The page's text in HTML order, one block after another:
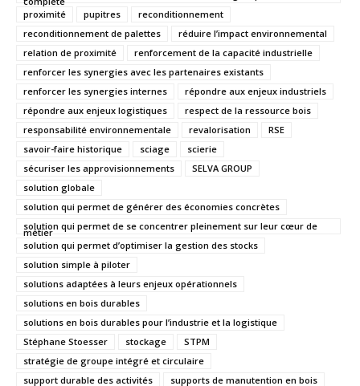
proximité
pupitres
reconditionnement
reconditionnement de palettes
réduire l’impact environnemental
relation de proximité
renforcement de la capacité industrielle
renforcer les synergies avec les partenaires existants
renforcer les synergies internes
répondre aux enjeux industriels
répondre aux enjeux logistiques
respect de la ressource bois
responsabilité environnementale
revalorisation
RSE
savoir-faire historique
sciage
scierie
sécuriser les approvisionnements
SELVA GROUP
solution globale
solution qui permet de générer des économies concrètes
solution qui permet de se concentrer pleinement sur leur cœur de
métier
solution qui permet d’optimiser la gestion des stocks
solution simple à piloter
solutions adaptées à leurs enjeux opérationnels
solutions en bois durables
solutions en bois durables pour l’industrie et la logistique
Stéphane Stoesser
stockage
STPM
stratégie de groupe intégré et circulaire
support durable des activités
supports de manutention en bois